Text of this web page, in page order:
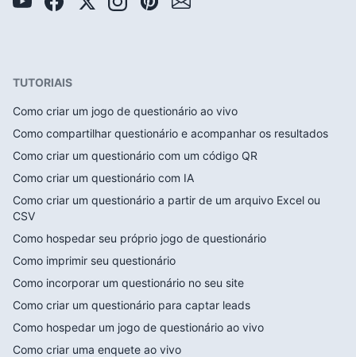
TUTORIAIS
Como criar um jogo de questionário ao vivo
Como compartilhar questionário e acompanhar os resultados
Como criar um questionário com um código QR
Como criar um questionário com IA
Como criar um questionário a partir de um arquivo Excel ou
CSV
Como hospedar seu próprio jogo de questionário
Como imprimir seu questionário
Como incorporar um questionário no seu site
Como criar um questionário para captar leads
Como hospedar um jogo de questionário ao vivo
Como criar uma enquete ao vivo